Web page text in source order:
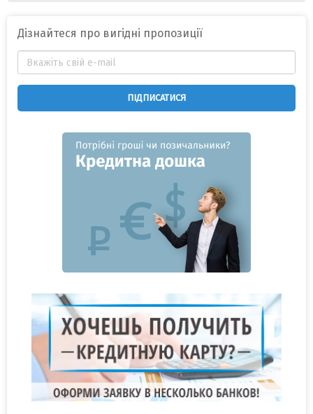
Дізнайтеся про вигідні пропозиції
ПІДПИСАТИСЯ